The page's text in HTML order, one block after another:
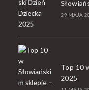
29 MAJA
Top 10
2025